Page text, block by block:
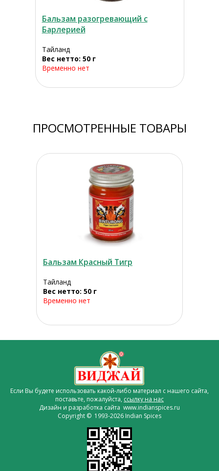
Бальзам разогревающий с
Барлерией
Тайланд
Вес нетто: 50 г
Временно нет
ПРОСМОТРЕННЫЕ ТОВАРЫ
Бальзам Красный Тигр
Тайланд
Вес нетто: 50 г
Временно нет
Если Вы будете использовать какой-либо материал с нашего сайта,
поставьте, пожалуйста, ссылку на нас
Дизайн и разработка сайта www.indianspices.ru
Copyright © 1993-2026 Indian Spices